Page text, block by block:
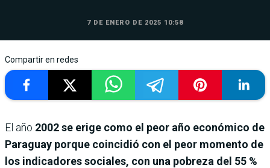
7 DE ENERO DE 2025 10:58
Compartir en redes
El año 2002 se erige como el peor año económico de
Paraguay porque coincidió con el peor momento de
los indicadores sociales, con una pobreza del 55 %